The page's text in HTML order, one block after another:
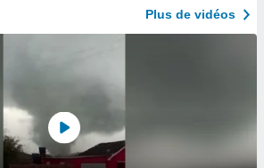
Plus de vidéos